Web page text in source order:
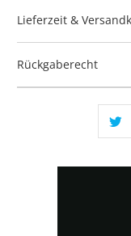
Lieferzeit &
Rückgaberecht